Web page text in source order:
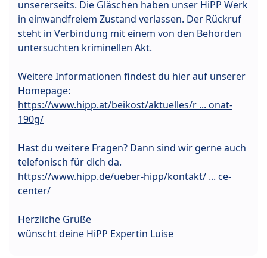
unsererseits. Die Gläschen haben unser HiPP Werk
in einwandfreiem Zustand verlassen. Der Rückruf
steht in Verbindung mit einem von den Behörden
untersuchten kriminellen Akt.
Weitere Informationen findest du hier auf unserer
Homepage:
https://www.hipp.at/beikost/aktuelles/r ... onat-
190g/
Hast du weitere Fragen? Dann sind wir gerne auch
telefonisch für dich da.
https://www.hipp.de/ueber-hipp/kontakt/ ... ce-
center/
Herzliche Grüße
wünscht deine HiPP Expertin Luise